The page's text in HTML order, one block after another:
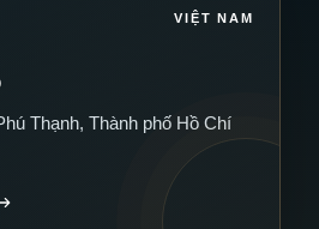
VIỆT NAM
Thạnh, Thành phố Hồ Chí